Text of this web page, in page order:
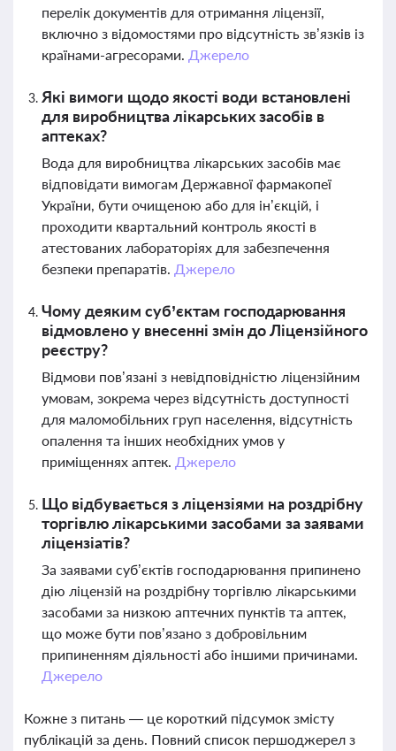
перелік документів для отримання ліцензії,
включно з відомостями про відсутність зв’язків із
країнами-агресорами. Джерело
Які вимоги щодо якості води встановлені
для виробництва лікарських засобів в
аптеках?
Вода для виробництва лікарських засобів має
відповідати вимогам Державної фармакопеї
України, бути очищеною або для ін’єкцій, і
проходити квартальний контроль якості в
атестованих лабораторіях для забезпечення
безпеки препаратів. Джерело
Чому деяким суб’єктам господарювання
відмовлено у внесенні змін до Ліцензійного
реєстру?
Відмови пов’язані з невідповідністю ліцензійним
умовам, зокрема через відсутність доступності
для маломобільних груп населення, відсутність
опалення та інших необхідних умов у
приміщеннях аптек. Джерело
Що відбувається з ліцензіями на роздрібну
торгівлю лікарськими засобами за заявами
ліцензіатів?
За заявами суб’єктів господарювання припинено
дію ліцензій на роздрібну торгівлю лікарськими
засобами за низкою аптечних пунктів та аптек,
що може бути пов’язано з добровільним
припиненням діяльності або іншими причинами.
Джерело
Кожне з питань — це короткий підсумок змісту
публікацій за день. Повний список першоджерел з